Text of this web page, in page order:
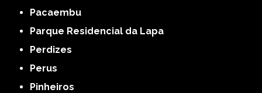
Pacaembu
Parque Residencial da Lapa
Perdizes
Perus
Pinheiros